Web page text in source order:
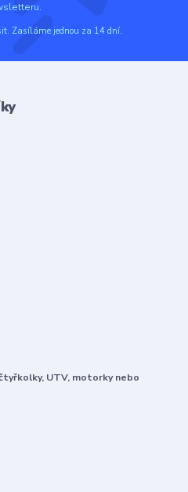
Zasíláme jednou za 14 dní.
UTV, motorky nebo